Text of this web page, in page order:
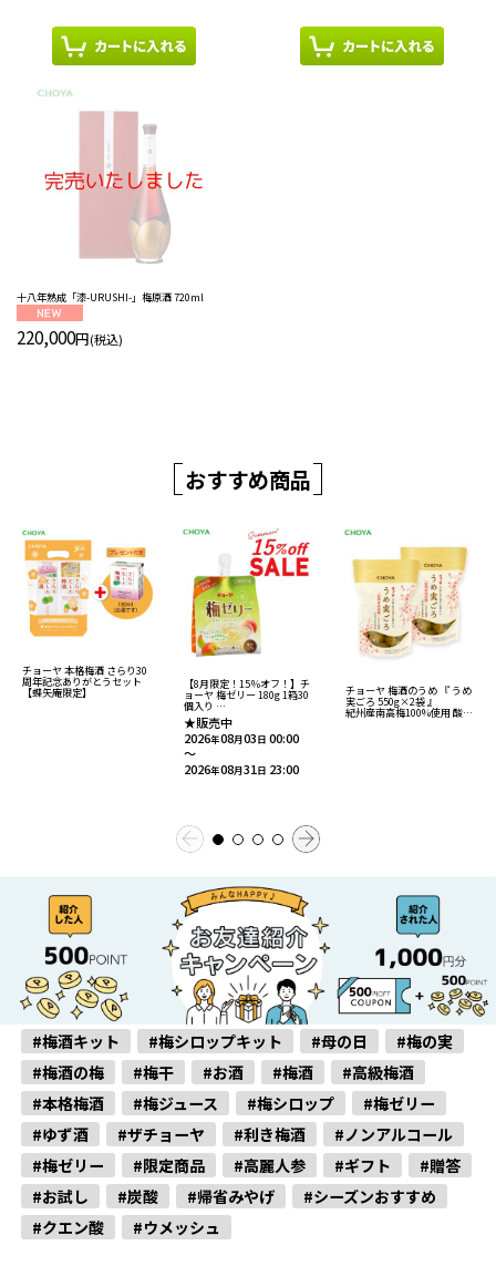
十八年熟成「漆-URUSHI-」梅原酒 720ml
220,000円(税込)
おすすめ商品
チョーヤ 本格梅酒 さらり30
周年記念ありがとうセット
【蝶矢庵限定】
【8月限定！15％オフ！】チ
ョーヤ 梅ゼリー 180g 1箱30
個入り
13%紀州産梅果汁入りゼリ
ー食品 【送料無料】
★販売中
2026年08月03日 00:00
～
2026年08月31 日 23:00
チョーヤ 梅酒のうめ 『 うめ
実ごろ 550g×2袋 』
紀州産南高梅100%使用 酸味
#梅酒キット #梅シロップキット #母の日
#梅の実
#梅酒の梅
#梅干 #お酒 #梅酒
#高級梅酒
#本格梅酒
#梅ジュース #梅シロップ
#梅ゼリー
#ゆず酒
#ザチョーヤ #利き梅酒
#ノンアルコール
#梅ゼリー
#限定商品 #高麗人参 #ギフト
#贈答
#お試し
#炭酸 #帰省みやげ
#シーズンおすすめ
#クエン酸
#ウメッシュ